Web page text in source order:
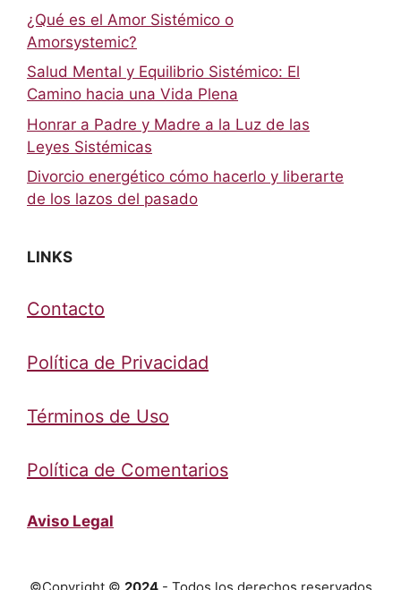
¿Qué es el Amor Sistémico o
Amorsystemic?
Salud Mental y Equilibrio Sistémico: El
Camino hacia una Vida Plena
Honrar a Padre y Madre a la Luz de las
Leyes Sistémicas
Divorcio energético cómo hacerlo y liberarte
de los lazos del pasado
LINKS
Contacto
Política de Privacidad
Términos de Uso
Política de Comentarios
Aviso Legal